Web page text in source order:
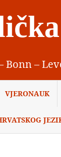
Bonn –
VJERONAUK